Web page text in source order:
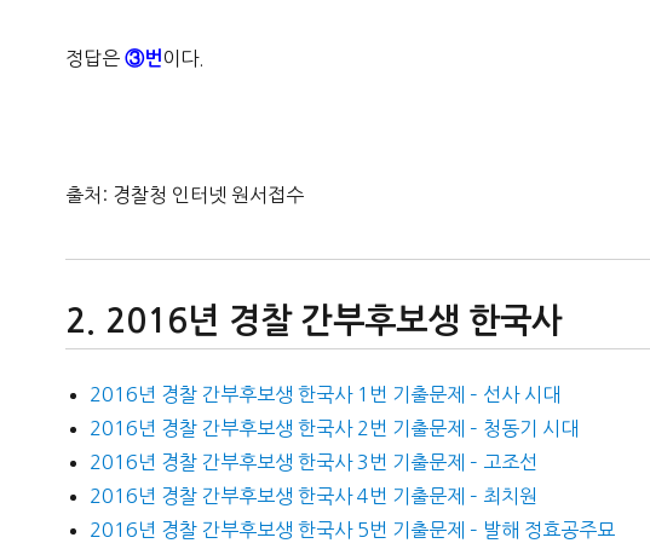
정답은 ③번 이다.
출처: 경찰청 인터넷 원서접수
2016년 경찰 간부후보생 한국사
2016년 경찰 간부후보생 한국사 1번 기출문제 – 선사 시대
2016년 경찰 간부후보생 한국사 2번 기출문제 – 청동기 시대
2016년 경찰 간부후보생 한국사 3번 기출문제 – 고조선
2016년 경찰 간부후보생 한국사 4번 기출문제 – 최치원
2016년 경찰 간부후보생 한국사 5번 기출문제 – 발해 정효공주묘